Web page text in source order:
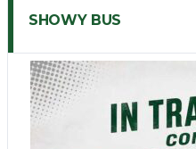
SHOWY BUS